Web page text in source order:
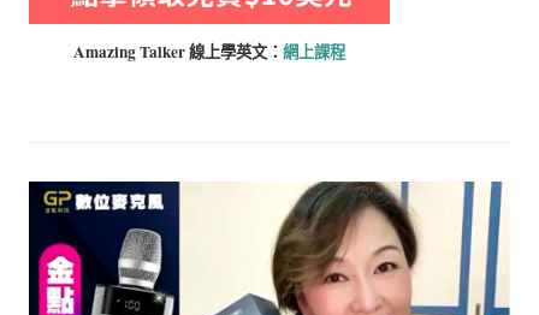
Amazing Talker 線上學英文： 網上課程